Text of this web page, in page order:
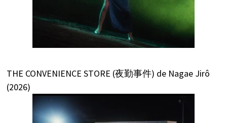
THE CONVENIENCE STORE (夜勤事件) de Nagae Jirô
(2026)